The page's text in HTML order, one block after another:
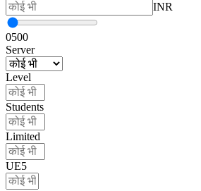
INR
0500
Server
Level
Students
Limited
UE5